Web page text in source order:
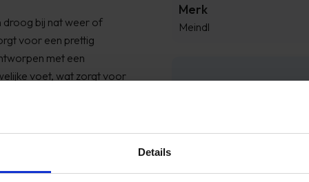
Details
droog bij nat weer of
voor een prettig
met een
voet, wat zorgt voor
Merk
Meindl
7:30 uur en 10 uur geleverd worden,
aangegeven tussen 13:00
dit ...